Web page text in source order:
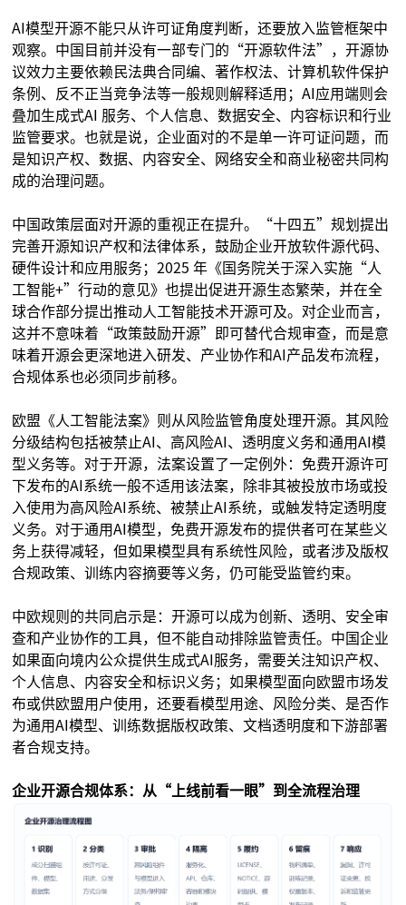
AI模型开源不能只从许可证角度判断，还要放入监管框架中
观察。中国目前并没有一部专门的“开源软件法”，开源协
议效力主要依赖民法典合同编、著作权法、计算机软件保护
条例、反不正当竞争法等一般规则解释适用；AI应用端则会
叠加生成式AI 服务、个人信息、数据安全、内容标识和行业
监管要求。也就是说，企业面对的不是单一许可证问题，而
是知识产权、数据、内容安全、网络安全和商业秘密共同构
成的治理问题。
中国政策层面对开源的重视正在提升。“十四五”规划提出
完善开源知识产权和法律体系，鼓励企业开放软件源代码、
硬件设计和应用服务；2025 年《国务院关于深入实施“人
工智能+”行动的意见》也提出促进开源生态繁荣，并在全
球合作部分提出推动人工智能技术开源可及。对企业而言，
这并不意味着“政策鼓励开源”即可替代合规审查，而是意
味着开源会更深地进入研发、产业协作和AI产品发布流程，
合规体系也必须同步前移。
欧盟《人工智能法案》则从风险监管角度处理开源。其风险
分级结构包括被禁止AI、高风险AI、透明度义务和通用AI模
型义务等。对于开源，法案设置了一定例外：免费开源许可
下发布的AI系统一般不适用该法案，除非其被投放市场或投
入使用为高风险AI系统、被禁止AI系统，或触发特定透明度
义务。对于通用AI模型，免费开源发布的提供者可在某些义
务上获得减轻，但如果模型具有系统性风险，或者涉及版权
合规政策、训练内容摘要等义务，仍可能受监管约束。
中欧规则的共同启示是：开源可以成为创新、透明、安全审
查和产业协作的工具，但不能自动排除监管责任。中国企业
如果面向境内公众提供生成式AI服务，需要关注知识产权、
个人信息、内容安全和标识义务；如果模型面向欧盟市场发
布或供欧盟用户使用，还要看模型用途、风险分类、是否作
为通用AI模型、训练数据版权政策、文档透明度和下游部署
者合规支持。
企业开源合规体系：从“上线前看一眼”到全流程治理